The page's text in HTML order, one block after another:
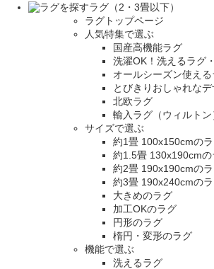
ラグ（2・3畳以下）
ラグトップページ
人気特集で選ぶ
国産高機能ラグ
洗濯OK！洗えるラグ
オールシーズン使え
とびきりおしゃれな
北欧ラグ
輸入ラグ（ウィルトン
サイズで選ぶ
約1畳 100x150cmの
約1.5畳 130x190cmの
約2畳 190x190cmの
約3畳 190x240cmの
大きめのラグ
加工OKのラグ
円形のラグ
楕円・変形のラグ
機能で選ぶ
洗えるラグ